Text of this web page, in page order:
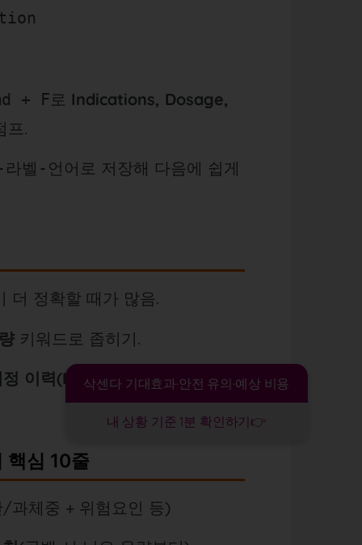
+ F 로 Indications, Dosage,
프.
벨-언어 로 저장해 다음에 쉽게
더 정확할 때가 많음.
키워드로 좁히기.
정 이력(Revision)을 확인해 최신
핵심 10줄
과체중 + 위험요인 등)
삭센다 기대효과·안전 유의·예상 비용
내 상황 기준 1분 확인하기👉